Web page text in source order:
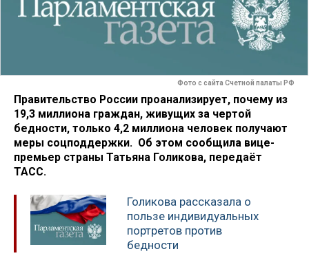
Фото с сайта Счетной палаты РФ
Правительство России проанализирует, почему из
19,3 миллиона граждан, живущих за чертой
бедности, только 4,2 миллиона человек получают
меры соцподдержки. Об этом сообщила вице-
премьер страны Татьяна Голикова, передаёт
ТАСС.
Голикова рассказала о
пользе индивидуальных
портретов против
бедности